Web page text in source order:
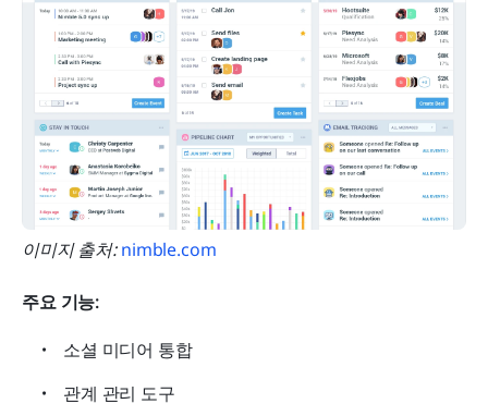
이미지 출처: nimble.com
주요 기능:
소셜 미디어 통합
관계 관리 도구